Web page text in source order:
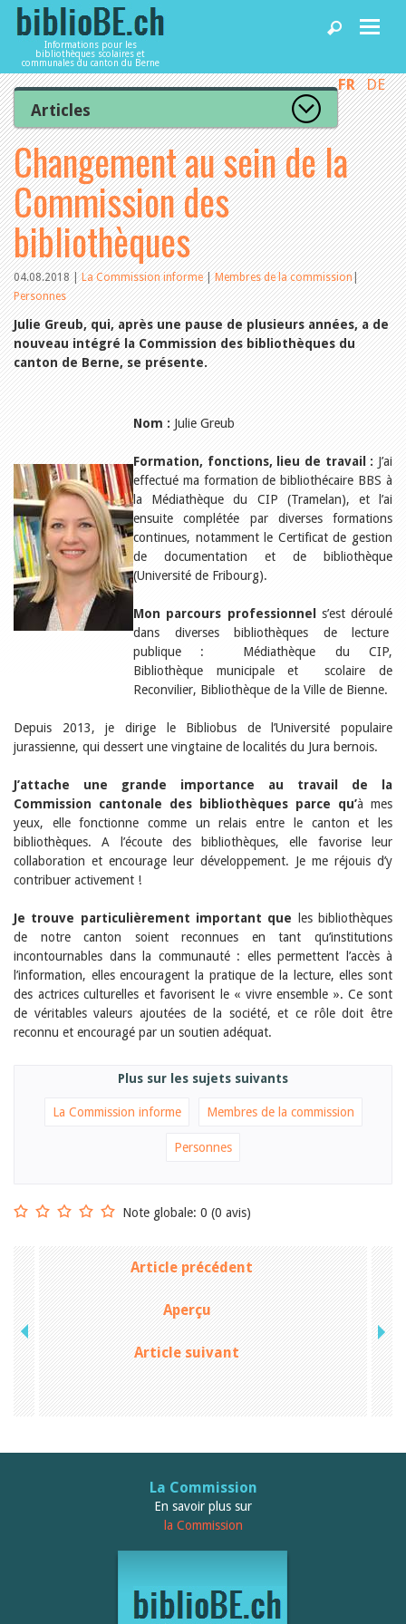
Informations pour les
bibliothèques scolaires et
communales du canton du Berne
Accueil
Articles
Bibliothèques
Agenda
Services
FR DE
Articles
Tous les articles
Articles recommandés
Les mieux notés
Catégories
L’Office de la culture informe
La Commission informe
Les bibliothèques informent
Organisation
Locaux et infrastructure
Collections
Utilisation
Finances
Personnel
Gestion de la qualité
Encouragement à la lecture
A lire
Tags
Manifestations
Formation et perfectionnement
Animations
Jeune public
Ecole et bibliothèque
Bibliosuisse
Subventions cantonales
Subventions extraordinaires
Littérature de jeunesse
Bibliomedia
Tous les tags
Sibylle Birrer
Javier Lopez
Andrea Grichting
Maria Aellig-Abate
Aline Yeretzian
Markus Keel
Blaise Humbert-Droz
Sarah Jenni
Gabriela Hammel
Brigitte Burri
Tous les auteurs
Archives
Février 2025
2023
2022
2021
2020
2019
2018
2017
2016
2015
2014
Changement au sein de la
Commission des
bibliothèques
04.08.2018|La Commission informe|Membres de la commission|
Personnes
Julie Greub, qui, après une pause de plusieurs années, a de
nouveau intégré la Commission des bibliothèques du
canton de Berne, se présente.
Nom : Julie Greub
Formation, fonctions, lieu de travail : J’ai
effectué ma formation de bibliothécaire BBS à
la Médiathèque du CIP (Tramelan), et l’ai
ensuite complétée par diverses formations
continues, notamment le Certificat de gestion
de documentation et de bibliothèque
(Université de Fribourg).
Mon parcours professionnel
s’est déroulé
dans diverses bibliothèques de lecture
publique : Médiathèque du CIP,
Bibliothèque municipale et scolaire de
Reconvilier, Bibliothèque de la Ville de Bienne.
Depuis 2013, je dirige le Bibliobus de l’Université populaire
jurassienne, qui dessert une vingtaine de localités du Jura bernois.
J’attache une grande importance au travail de la
Commission cantonale des bibliothèques parce qu’à mes
yeux, elle fonctionne comme un relais entre le canton et les
bibliothèques. A l’écoute des bibliothèques, elle favorise leur
collaboration et encourage leur développement. Je me réjouis d’y
contribuer activement !
Je trouve particulièrement important que les bibliothèques
de notre canton soient reconnues en tant qu’institutions
incontournables dans la communauté : elles permettent l’accès à
l’information, elles encouragent la pratique de la lecture, elles sont
des actrices culturelles et favorisent le « vivre ensemble ». Ce sont
de véritables valeurs ajoutées de la société, et ce rôle doit être
reconnu et encouragé par un soutien adéquat.
Plus sur les sujets suivants
La Commission informe Membres de la commission
Personnes
Note globale: 0 (0 avis)
Article précédent
Aperçu
Article suivant
La Commission
En savoir plus sur
la Commission